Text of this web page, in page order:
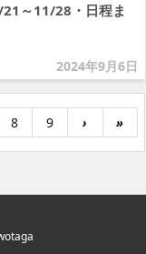
2024年9月6日
21～11/28・日程ま
8 9 › »